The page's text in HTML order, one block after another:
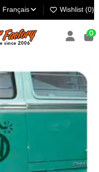
Français Wishlist (0)
0